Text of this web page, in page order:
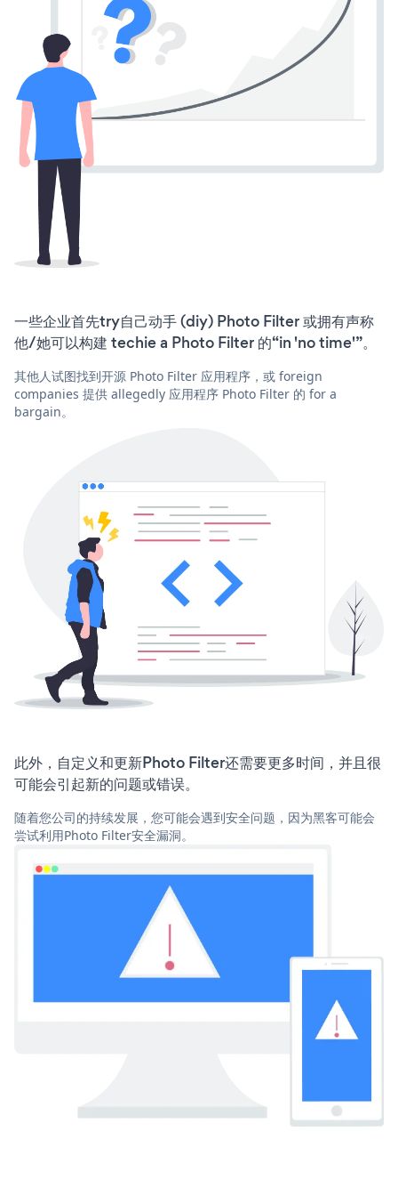
一些企业首先try自己动手 (diy) Photo Filter 或拥有声称
他/她可以构建 techie a Photo Filter 的“in 'no time'”。
其他人试图找到开源 Photo Filter 应用程序，或 foreign
companies 提供 allegedly 应用程序 Photo Filter 的 for a
bargain。
此外，自定义和更新Photo Filter还需要更多时间，并且很
可能会引起新的问题或错误。
随着您公司的持续发展，您可能会遇到安全问题，因为黑客可能会
尝试利用Photo Filter安全漏洞。